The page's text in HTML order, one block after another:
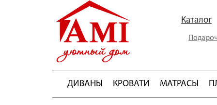
Каталог
ДИВАНЫ КРОВАТИ МАТРАСЫ